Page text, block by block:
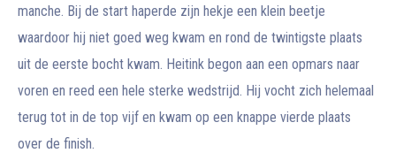
manche. Bij de start haperde zijn hekje een klein beetje
waardoor hij niet goed weg kwam en rond de twintigste plaats
uit de eerste bocht kwam. Heitink begon aan een opmars naar
voren en reed een hele sterke wedstrijd. Hij vocht zich helemaal
terug tot in de top vijf en kwam op een knappe vierde plaats
over de finish.